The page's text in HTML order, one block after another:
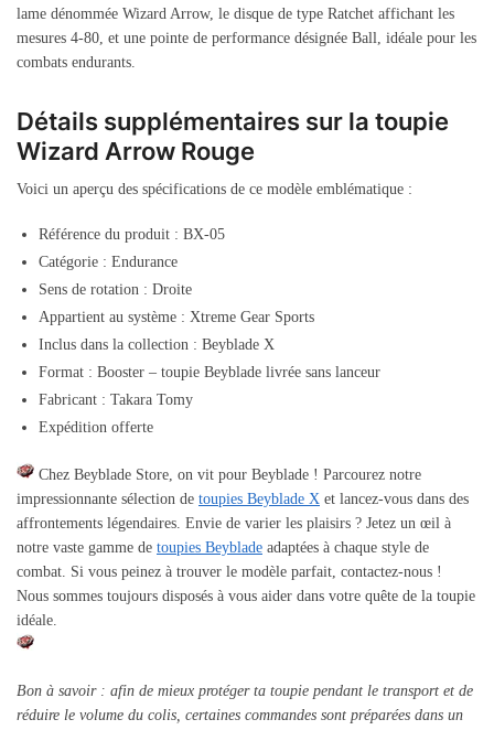
lame dénommée Wizard Arrow, le disque de type Ratchet affichant les
mesures 4-80, et une pointe de performance désignée Ball, idéale pour les
combats endurants.
Détails supplémentaires sur la toupie
Wizard Arrow Rouge
Voici un aperçu des spécifications de ce modèle emblématique :
Référence du produit : BX-05
Catégorie : Endurance
Sens de rotation : Droite
Appartient au système : Xtreme Gear Sports
Inclus dans la collection : Beyblade X
Format : Booster – toupie Beyblade livrée sans lanceur
Fabricant : Takara Tomy
Expédition offerte
Chez Beyblade Store, on vit pour Beyblade ! Parcourez notre
impressionnante sélection de toupies Beyblade X et lancez-vous dans des
affrontements légendaires. Envie de varier les plaisirs ? Jetez un œil à
notre vaste gamme de toupies Beyblade adaptées à chaque style de
combat. Si vous peinez à trouver le modèle parfait, contactez-nous !
Nous sommes toujours disposés à vous aider dans votre quête de la toupie
idéale.
Bon à savoir : afin de mieux protéger ta toupie pendant le transport et de
réduire le volume du colis, certaines commandes sont préparées dans un